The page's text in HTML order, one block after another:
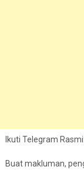
Ikuti Telegram Rasmi:
Buat makluman,